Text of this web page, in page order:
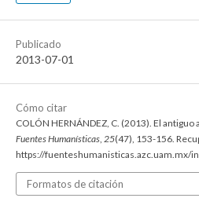
Publicado
2013-07-01
Cómo citar
COLÓN HERNÁNDEZ, C. (2013). El
Fuentes Humanísticas, 25(47), 153-156.
https://fuenteshumanisticas.azc.uam.mx/
Formatos de citación